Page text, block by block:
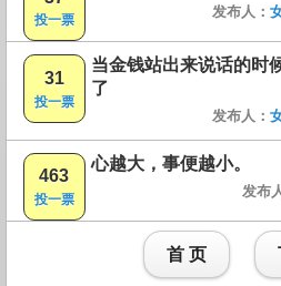
投一票
发布人：
31
投一票
当金钱站出来说话的时
了
发布人：
463
投一票
心越大，事便越小。
发布
首 页